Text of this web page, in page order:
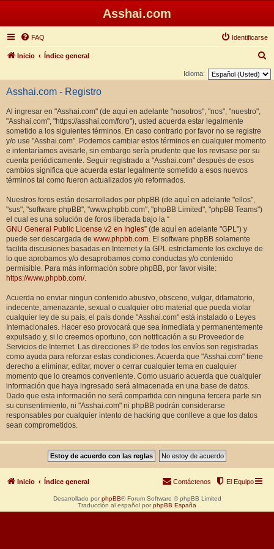
Asshai.com
FAQ Identificarse
Inicio Índice general
u
Idioma:
Asshai.com - Registro
Al ingresar en "Asshai.com" (de aquí en adelante "nosotros", "nos", "nuestro",
"Asshai.com", "https://asshai.com/foro"), usted acuerda estar legalmente
sometido a los siguientes términos. En caso contrario por favor no se registre
y/o use "Asshai.com". Podemos cambiar estos términos en cualquier momento
e intentaríamos avisarle, sin embargo sería prudente que los revisase por su
cuenta periódicamente. Seguir registrado a "Asshai.com" después de esos
cambios significa que acuerda estar legalmente sometido a esos nuevos
términos tal como fueron actualizados y/o reformados.
Nuestros foros están desarrollados por phpBB (de aquí en adelante "ellos",
"sus", "software phpBB", "www.phpbb.com", "phpBB Limited", "phpBB Teams")
el cual es una solución de foros liberada bajo la “
GNU General Public License v2 en Ingles” (de aquí en adelante "GPL") y
puede ser descargada de www.phpbb.com. El software phpBB solamente
facilita discusiones basadas en Internet y la GPL estrictamente los excluye de
lo que aprobamos y/o desaprobamos como conductas y/o contenido
permisible. Para más información sobre phpBB, por favor visite:
https://www.phpbb.com/.
Acuerda no enviar ningun contenido abusivo, obsceno, vulgar, difamatorio,
indecente, amenazante, sexual o cualquier otro material que pueda violar
cualquier ley de su país, el país donde "Asshai.com" está instalado o Leyes
Internacionales. Hacer eso provocará que sea inmediata y permanentemente
expulsado y, si lo creemos oportuno, con notificación a su Proveedor de
Servicios de Internet. Las direcciones IP de todos los envíos son registradas
como ayuda para reforzar estas condiciones. Acuerda que "Asshai.com" tiene
derecho a eliminar, editar, mover o cerrar cualquier tema en cualquier
momento que lo creamos conveniente. Como usuario acuerda que cualquier
información que haya ingresado será almacenada en una base de datos.
Dado que esta información no será compartida con ninguna tercera parte sin
su consentimiento, ni "Asshai.com" ni phpBB podrán considerarse
responsables por cualquier intento de hacking que conlleve a que los datos
sean comprometidos.
Inicio Índice general El Equipo
Contáctenos
Desarrollado por phpBB® Forum Software © phpBB Limited
Traducción al español por phpBB España